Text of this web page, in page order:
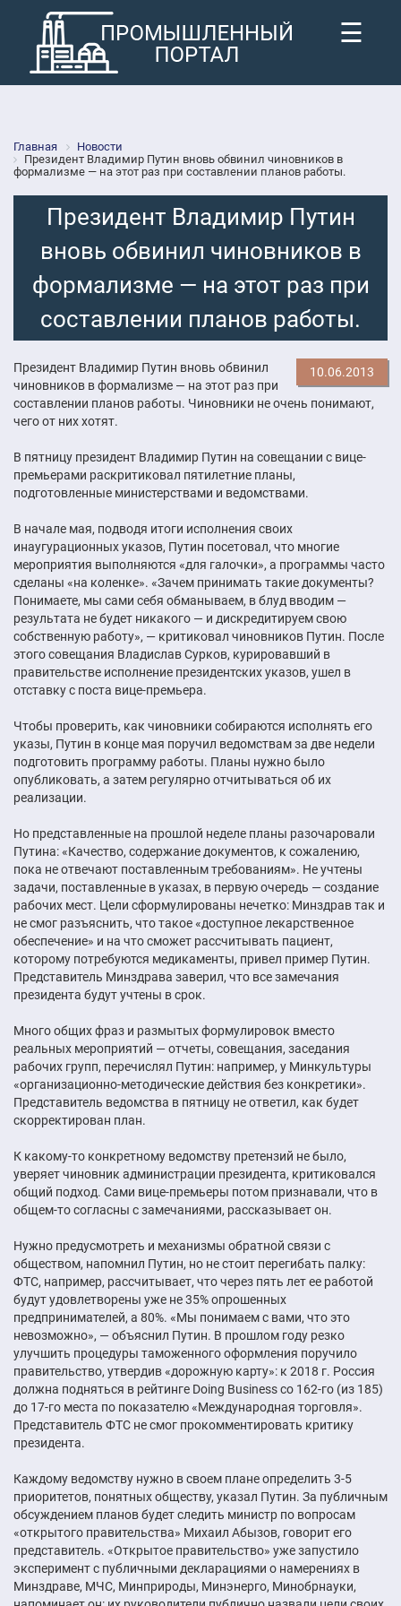
☰
Главная
Новости
Президент Владимир Путин вновь обвинил чиновников в
формализме — на этот раз при составлении планов работы.
Президент Владимир Путин
вновь обвинил чиновников в
формализме — на этот раз при
составлении планов работы.
10.06.2013
Президент Владимир Путин вновь обвинил
чиновников в формализме — на этот раз при
составлении планов работы. Чиновники не очень понимают,
чего от них хотят.
В пятницу президент Владимир Путин на совещании с вице-
премьерами раскритиковал пятилетние планы,
подготовленные министерствами и ведомствами.
В начале мая, подводя итоги исполнения своих
инаугурационных указов, Путин посетовал, что многие
мероприятия выполняются «для галочки», а программы часто
сделаны «на коленке». «Зачем принимать такие документы?
Понимаете, мы сами себя обманываем, в блуд вводим —
результата не будет никакого — и дискредитируем свою
собственную работу», — критиковал чиновников Путин. После
этого совещания Владислав Сурков, курировавший в
правительстве исполнение президентских указов, ушел в
отставку с поста вице-премьера.
Чтобы проверить, как чиновники собираются исполнять его
указы, Путин в конце мая поручил ведомствам за две недели
подготовить программу работы. Планы нужно было
опубликовать, а затем регулярно отчитываться об их
реализации.
Но представленные на прошлой неделе планы разочаровали
Путина: «Качество, содержание документов, к сожалению,
пока не отвечают поставленным требованиям». Не учтены
задачи, поставленные в указах, в первую очередь — создание
рабочих мест. Цели сформулированы нечетко: Минздрав так и
не смог разъяснить, что такое «доступное лекарственное
обеспечение» и на что сможет рассчитывать пациент,
которому потребуются медикаменты, привел пример Путин.
Представитель Минздрава заверил, что все замечания
президента будут учтены в срок.
Много общих фраз и размытых формулировок вместо
реальных мероприятий — отчеты, совещания, заседания
рабочих групп, перечислял Путин: например, у Минкультуры
«организационно-методические действия без конкретики».
Представитель ведомства в пятницу не ответил, как будет
скорректирован план.
К какому-то конкретному ведомству претензий не было,
уверяет чиновник администрации президента, критиковался
общий подход. Сами вице-премьеры потом признавали, что в
общем-то согласны с замечаниями, рассказывает он.
Нужно предусмотреть и механизмы обратной связи с
обществом, напомнил Путин, но не стоит перегибать палку:
ФТС, например, рассчитывает, что через пять лет ее работой
будут удовлетворены уже не 35% опрошенных
предпринимателей, а 80%. «Мы понимаем с вами, что это
невозможно», — объяснил Путин. В прошлом году резко
улучшить процедуры таможенного оформления поручило
правительство, утвердив «дорожную карту»: к 2018 г. Россия
должна подняться в рейтинге Doing Business со 162-го (из 185)
до 17-го места по показателю «Международная торговля».
Представитель ФТС не смог прокомментировать критику
президента.
Каждому ведомству нужно в своем плане определить 3-5
приоритетов, понятных обществу, указал Путин. За публичным
обсуждением планов будет следить министр по вопросам
«открытого правительства» Михаил Абызов, говорит его
представитель. «Открытое правительство» уже запустило
эксперимент с публичными декларациями о намерениях в
Минздраве, МЧС, Минприроды, Минэнерго, Минобрнауки,